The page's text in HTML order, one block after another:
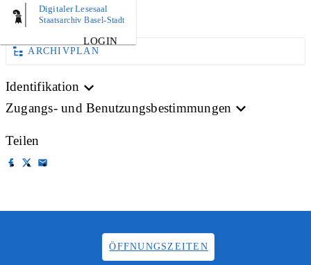
Digitaler Lesesaal
Staatsarchiv Basel-Stadt
LOGIN
AKTE
ARCHIVPLAN
Identifikation
Zugangs- und Benutzungsbestimmungen
Teilen
ÖFFNUNGSZEITEN